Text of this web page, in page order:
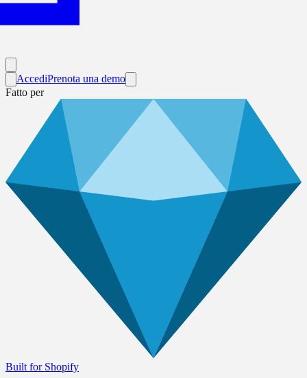
AccediPrenota una demo
Fatto per
Built for Shopify